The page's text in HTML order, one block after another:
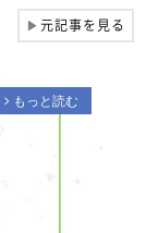
▶元記事を見る
arrow_forward_ios もっと読む